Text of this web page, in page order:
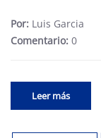
Por: Luis Garcia
Comentario: 0
Leer más